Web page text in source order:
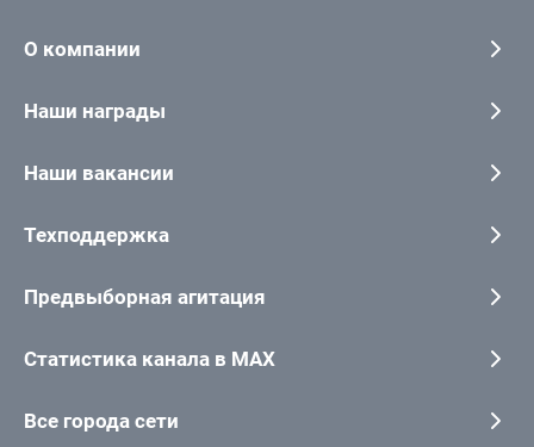
О компании
Наши награды
Наши вакансии
Техподдержка
Предвыборная агитация
Статистика канала в MAX
Все города сети